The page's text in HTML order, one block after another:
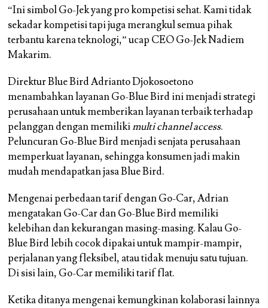
“Ini simbol Go-Jek yang pro kompetisi sehat. Kami tidak
sekadar kompetisi tapi juga merangkul semua pihak
terbantu karena teknologi,” ucap CEO Go-Jek Nadiem
Makarim.
Direktur Blue Bird Adrianto Djokosoetono
menambahkan layanan Go-Blue Bird ini menjadi strategi
perusahaan untuk memberikan layanan terbaik terhadap
pelanggan dengan memilikimulti channel access.
Peluncuran Go-Blue Bird menjadi senjata perusahaan
memperkuat layanan, sehingga konsumen jadi makin
mudah mendapatkan jasa Blue Bird.
Mengenai perbedaan tarif dengan Go-Car, Adrian
mengatakan Go-Car dan Go-Blue Bird memiliki
kelebihan dan kekurangan masing-masing. Kalau Go-
Blue Bird lebih cocok dipakai untuk mampir-mampir,
perjalanan yang fleksibel, atau tidak menuju satu tujuan.
Di sisi lain, Go-Car memiliki tarif flat.
Ketika ditanya mengenai kemungkinan kolaborasi lainnya